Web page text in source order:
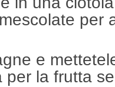
per
e
per la frutta